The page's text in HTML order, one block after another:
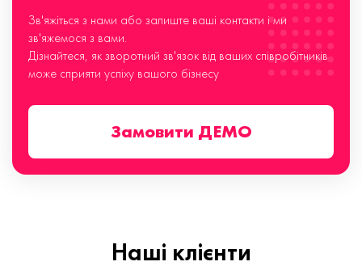
Зв'яжіться з нами або залиште ваші контакти і ми
зв'яжемося з вами.
Дізнайтеся, як зворотний зв'язок від ваших співробітників
може сприяти успіху вашого бізнесу
Замовити ДЕМО
Наші клієнти